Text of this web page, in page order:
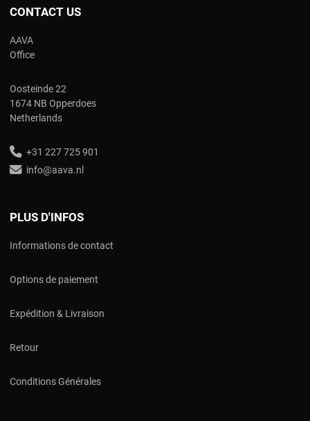
CONTACT US
AAVA
Office
Oosteinde 22
1674 NB Opperdoes
Netherlands
+31 227 725 901
info@aava.nl
PLUS D'INFOS
Informations de contact
Options de paiement
Expédition & Livraison
Retour
Conditions Générales